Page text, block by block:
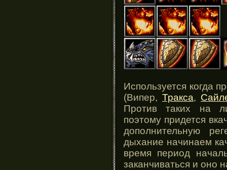
Используется когда
(Випер, Тракса,
Против таких на
поэтому придется
дополнительную
дыхание начинаем
время период
заканчиваться и оно